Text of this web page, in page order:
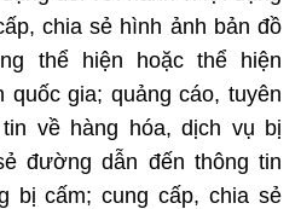
chia sẻ hình ảnh bản đồ
thể hiện hoặc thể hiện
quốc gia; quảng cáo, tuyên
về hàng hóa, dịch vụ bị
đường dẫn đến thông tin
bị cấm; cung cấp, chia sẻ